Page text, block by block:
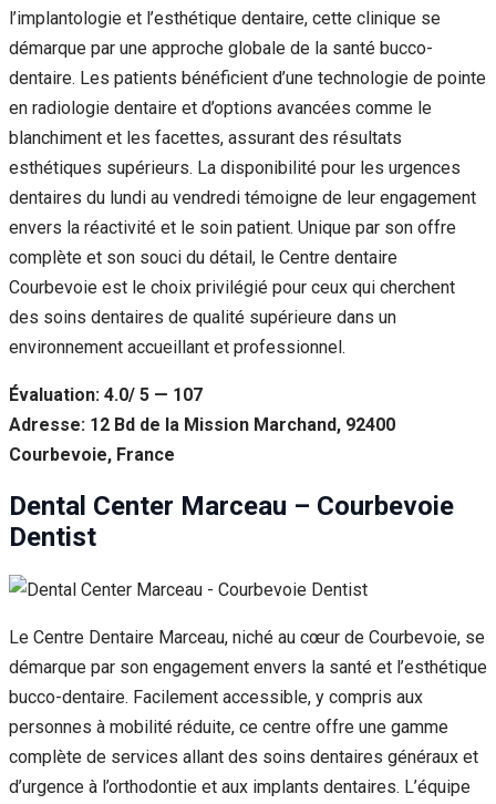
l’implantologie et l’esthétique dentaire, cette clinique se
démarque par une approche globale de la santé bucco-
dentaire. Les patients bénéficient d’une technologie de pointe
en radiologie dentaire et d’options avancées comme le
blanchiment et les facettes, assurant des résultats
esthétiques supérieurs. La disponibilité pour les urgences
dentaires du lundi au vendredi témoigne de leur engagement
envers la réactivité et le soin patient. Unique par son offre
complète et son souci du détail, le Centre dentaire
Courbevoie est le choix privilégié pour ceux qui cherchent
des soins dentaires de qualité supérieure dans un
environnement accueillant et professionnel.
Évaluation: 4.0/ 5 — 107
Adresse: 12 Bd de la Mission Marchand, 92400
Courbevoie, France
Dental Center Marceau – Courbevoie
Dentist
Le Centre Dentaire Marceau, niché au cœur de Courbevoie, se
démarque par son engagement envers la santé et l’esthétique
bucco-dentaire. Facilement accessible, y compris aux
personnes à mobilité réduite, ce centre offre une gamme
complète de services allant des soins dentaires généraux et
d’urgence à l’orthodontie et aux implants dentaires. L’équipe